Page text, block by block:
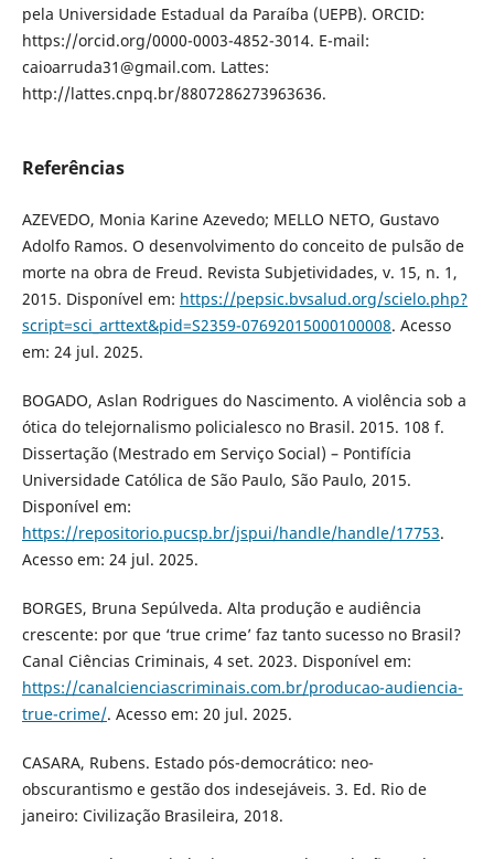
pela Universidade Estadual da Paraíba (UEPB). ORCID:
https://orcid.org/0000-0003-4852-3014. E-mail:
caioarruda31@gmail.com. Lattes:
http://lattes.cnpq.br/8807286273963636.
Referências
AZEVEDO, Monia Karine Azevedo; MELLO NETO, Gustavo
Adolfo Ramos. O desenvolvimento do conceito de pulsão de
morte na obra de Freud. Revista Subjetividades, v. 15, n. 1,
2015. Disponível em: https://pepsic.bvsalud.org/scielo.php?
script=sci_arttext&pid=S2359-07692015000100008. Acesso
em: 24 jul. 2025.
BOGADO, Aslan Rodrigues do Nascimento. A violência sob a
ótica do telejornalismo policialesco no Brasil. 2015. 108 f.
Dissertação (Mestrado em Serviço Social) – Pontifícia
Universidade Católica de São Paulo, São Paulo, 2015.
Disponível em:
https://repositorio.pucsp.br/jspui/handle/handle/17753.
Acesso em: 24 jul. 2025.
BORGES, Bruna Sepúlveda. Alta produção e audiência
crescente: por que ‘true crime’ faz tanto sucesso no Brasil?
Canal Ciências Criminais, 4 set. 2023. Disponível em:
https://canalcienciascriminais.com.br/producao-audiencia-
true-crime/. Acesso em: 20 jul. 2025.
CASARA, Rubens. Estado pós-democrático: neo-
obscurantismo e gestão dos indesejáveis. 3. Ed. Rio de
janeiro: Civilização Brasileira, 2018.